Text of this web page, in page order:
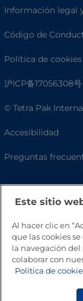
Información legal
Código de
Política de cookies
沪ICP备17056308号
© Tetra Pak
Accesibilidad
Preguntas
Volver a inicio
Este sitio
Al hacer clic en
que las cookies
la navegación del
colaborar con
Política de